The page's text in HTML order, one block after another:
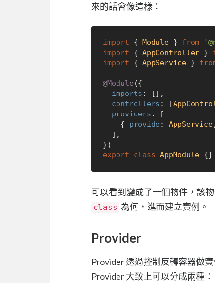
來的話會像這樣：
import { Module } from
import { AppController }
import { AppService }
@Module ({
imports : [],
controllers : [
providers : [
    {
provide : AppService
export
class AppModule
可以看到變成了一個物件，該
class 為何，進而建立實例。
Provider
Provider 透過控制反轉容器做
Provider 大致上可以分成兩種：